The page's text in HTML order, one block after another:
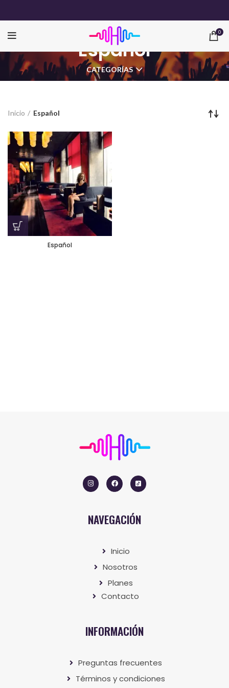
0
Español
CATEGORÍAS
Inicio Español
Español
NAVEGACIÓN
Inicio
Nosotros
Planes
Contacto
INFORMACIÓN
Preguntas frecuentes
Términos y condiciones